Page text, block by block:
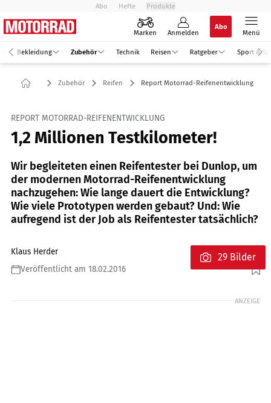
Abo Hefte Produkte
Marken Anmelden
Abo
Menü
Bekleidung Zubehör Technik Reisen Ratgeber Sport &
Zubehör Reifen Report Motorrad-Reifenentwicklung
REPORT MOTORRAD-REIFENENTWICKLUNG
1,2 Millionen Testkilometer!
Wir begleiteten einen Reifentester bei Dunlop, um
der modernen Motorrad-Reifenentwicklung
nachzugehen: Wie lange dauert die Entwicklung?
Wie viele Prototypen werden gebaut? Und: Wie
aufregend ist der Job als Reifentester tatsächlich?
Klaus Herder
Veröffentlicht am 18.02.2016
Foto: Stefan Wolf
29 Bilder
ANZEIGE